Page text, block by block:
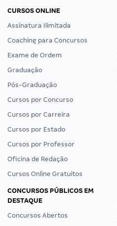
CURSOS ONLINE
Assinatura Ilimitada
Coaching para Concursos
Exame de Ordem
Graduação
Pós-Graduação
Cursos por Concurso
Cursos por Carreira
Cursos por Estado
Cursos por Professor
Oficina de Redação
Cursos Online Gratuitos
CONCURSOS PÚBLICOS EM
DESTAQUE
Concursos Abertos